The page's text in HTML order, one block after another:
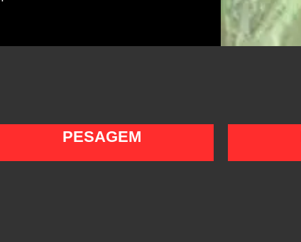
PESAGEM